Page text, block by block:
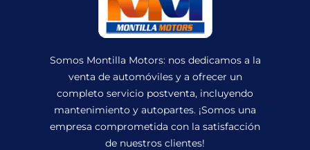
Somos Montilla Motors: nos dedicamos a la
venta de automóviles y a ofrecer un
completo servicio postventa, incluyendo
mantenimiento y autopartes. ¡Somos una
empresa comprometida con la satisfacción
de nuestros clientes!